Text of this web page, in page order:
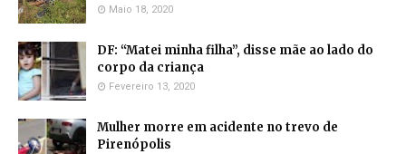
Maio 18, 2020
DF: “Matei minha filha”, disse mãe ao lado do
corpo da criança
Fevereiro 13, 2020
Mulher morre em acidente no trevo de
Pirenópolis